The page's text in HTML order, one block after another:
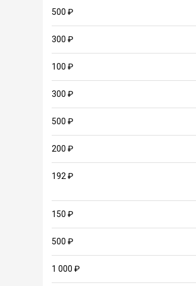
500 ₽
300 ₽
100 ₽
300 ₽
500 ₽
200 ₽
192 ₽
150 ₽
500 ₽
1 000 ₽